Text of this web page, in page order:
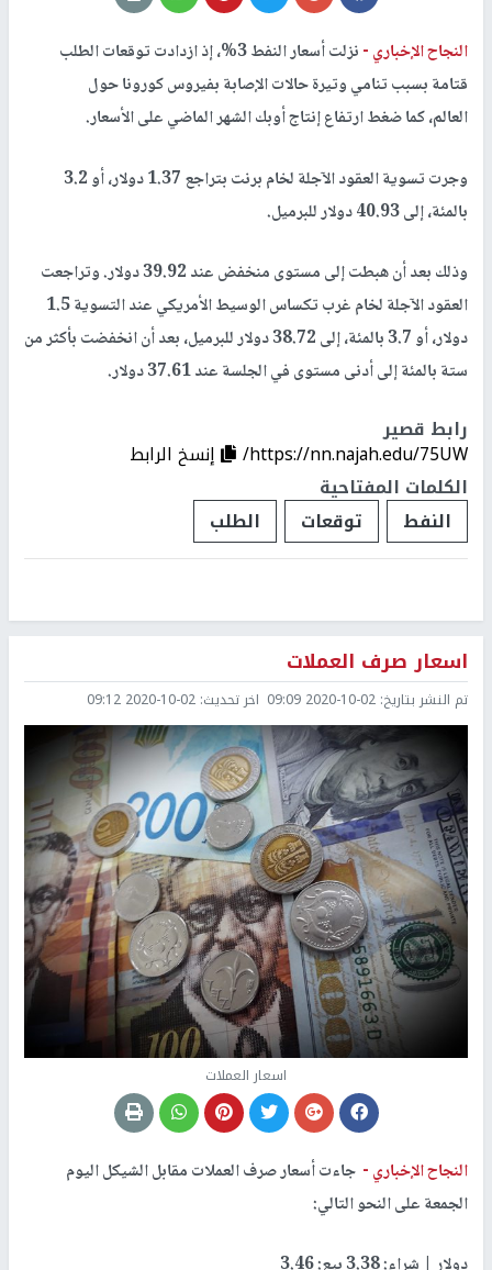
النجاح الإخباري -
نزلت أسعار النفط 3%، إذ ازدادت توقعات الطلب
قتامة بسبب تنامي وتيرة حالات الإصابة بفيروس كورونا حول
العالم، كما ضغط ارتفاع إنتاج أوبك الشهر الماضي على الأسعار.
وجرت تسوية العقود الآجلة لخام برنت بتراجع 1.37 دولار، أو 3.2
بالمئة، إلى 40.93 دولار للبرميل.
وذلك بعد أن هبطت إلى مستوى منخفض عند 39.92 دولار. وتراجعت
العقود الآجلة لخام غرب تكساس الوسيط الأمريكي عند التسوية 1.5
دولار، أو 3.7 بالمئة، إلى 38.72 دولار للبرميل، بعد أن انخفضت بأكثر من
ستة بالمئة إلى أدنى مستوى في الجلسة عند 37.61 دولار.
رابط قصير
https://nn.najah.edu/75UW/
إنسخ الرابط
الكلمات المفتاحية
النفط
توقعات الطلب
اسعار صرف العملات
تم النشر بتاريخ: 2020-10-02 09:09 اخر تحديث: 2020-10-02 09:12
اسعار العملات
النجاح الإخباري - جاءت أسعار صرف العملات مقابل الشيكل اليوم
الجمعة على النحو التالي: